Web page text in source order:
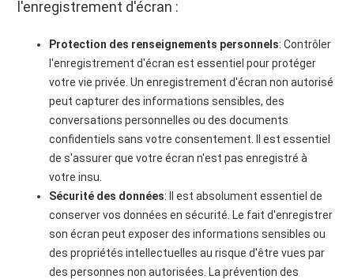
l'enregistrement d'écran :
Protection des renseignements personnels: Contrôler
l'enregistrement d'écran est essentiel pour protéger
votre vie privée. Un enregistrement d'écran non autorisé
peut capturer des informations sensibles, des
conversations personnelles ou des documents
confidentiels sans votre consentement. Il est essentiel
de s'assurer que votre écran n'est pas enregistré à
votre insu.
Sécurité des données: Il est absolument essentiel de
conserver vos données en sécurité. Le fait d'enregistrer
son écran peut exposer des informations sensibles ou
des propriétés intellectuelles au risque d'être vues par
des personnes non autorisées. La prévention des